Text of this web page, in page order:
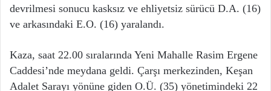
devrilmesi sonucu kasksız ve ehliyetsiz sürücü D.A. (16)
ve arkasındaki E.O. (16) yaralandı.
Kaza, saat 22.00 sıralarında Yeni Mahalle Rasim Ergene
Caddesi’nde meydana geldi. Çarşı merkezinden, Keşan
Adalet Sarayı yönüne giden O.Ü. (35) yönetimindeki 22